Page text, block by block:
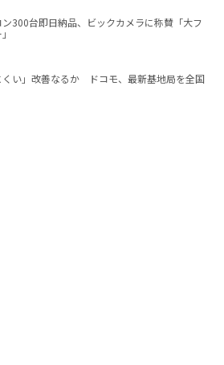
300台即日納品、ビックカメラに称賛「大フ
くい」改善なるか ドコモ、最新基地局を全国